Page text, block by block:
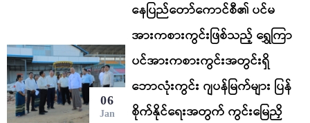
06
Jan
နေပြည်တော်ကောင်စီ၏ ပင်မ
အားကစားကွင်းဖြစ်သည့် ရွှေကြာ
ပင်အားကစားကွင်းအတွင်းရှိ
ဘောလုံးကွင်း ဂျပန်မြက်များ ပြန်
စိုက်နိုင်ရေးအတွက် ကွင်းမြေညှိ